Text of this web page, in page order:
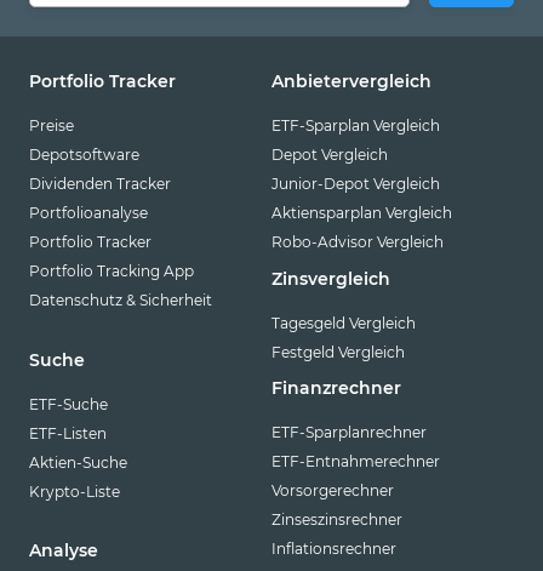
Portfolio Tracker
Preise
Depotsoftware
Dividenden Tracker
Portfolioanalyse
Portfolio Tracker
Portfolio Tracking App
Datenschutz & Sicherheit
Suche
ETF-Suche
ETF-Listen
Aktien-Suche
Krypto-Liste
Analyse
Anbietervergleich
ETF-Sparplan Vergleich
Depot Vergleich
Junior-Depot Vergleich
Aktiensparplan Vergleich
Robo-Advisor Vergleich
Zinsvergleich
Tagesgeld Vergleich
Festgeld Vergleich
Finanzrechner
ETF-Sparplanrechner
ETF-Entnahmerechner
Vorsorgerechner
Zinseszinsrechner
Inflationsrechner